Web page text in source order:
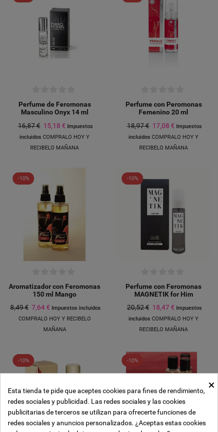
Perfume de Feromonas
Masculino Onyx 14 ml
16,87 € 15,18 € Impuestos
incluidos COMPRALO HOY Y
RECIBELO MAÑANA
Perfume con Peromonas
Femenino 20 ml
18,97 € 17,08 € Impuestos
incluidos COMPRALO HOY Y
RECIBELO MAÑANA
-10%
Aromatizador con Feromonas
150 ml Mango
8,49 € 7,64 € Impuestos incluidos
COMPRALO HOY Y RECIBELO
MAÑANA
-10%
Perfume con Feromonas
MAGNETIK for Him
20,52 € 18,47 € Impuestos
incluidos COMPRALO HOY Y
RECIBELO MAÑANA
-10% -10%
Añadir a la lista de deseos
((modalTitle))
Crear lista de deseos
Nombre de la lista de deseos
Iniciar sesión
×
Esta tienda te pide que aceptes cookies para fines de rendimiento,
redes sociales y publicidad. Las redes sociales y las cookies
publicitarias de terceros se utilizan para ofrecerte funciones de
redes sociales y anuncios personalizados. ¿Aceptas estas cookies